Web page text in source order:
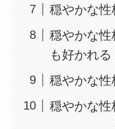
穏やかな性
穏やかな性
も好かれる
穏やかな性
穏やかな